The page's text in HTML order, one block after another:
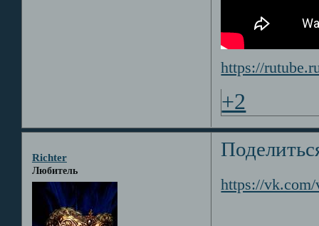
https://
+2
Richter
Любитель
https://vk.com/